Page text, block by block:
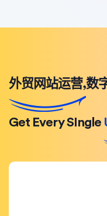
外贸网站运营,数
Get Every SIngle